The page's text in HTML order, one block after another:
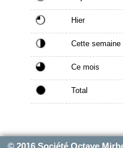
Hier
Cette semaine
Ce mois
Total